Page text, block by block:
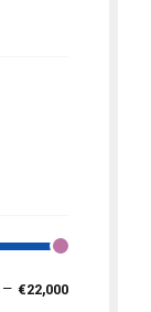
— €22,000